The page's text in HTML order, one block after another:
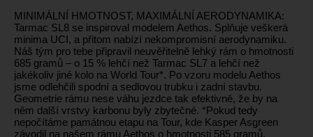
MINIMÁLNÍ HMOTNOST, MAXIMÁLNÍ AERODYNAMIKA:
Tarmac SL8 se inspiroval modelem Aethos. Splňuje veškerá
minima UCI, a přitom nabízí nekompromisní aerodynamiku.
Náš tým pro tebe připravil neuvěřitelně lehký rám o hmotnosti
685 gramů – o 15 % lehčí než Tarmac SL7 a lehčí než
jakékoliv jiné kolo na World Tour*. Po vzoru modelu Aethos
jsme odlehčili spodní a sedlovou trubku i zadní stavbu.
Geometrie rámu nese váhu jezdce tak efektivně, že by na
něm další vrstvy karbonu byly zbytečné. *Pokud tedy
nepočítáme památnou etapu na Tour, kde Kasper Asgreen
závodil na našem rámu Aethos o hmotnosti 585 gramů.